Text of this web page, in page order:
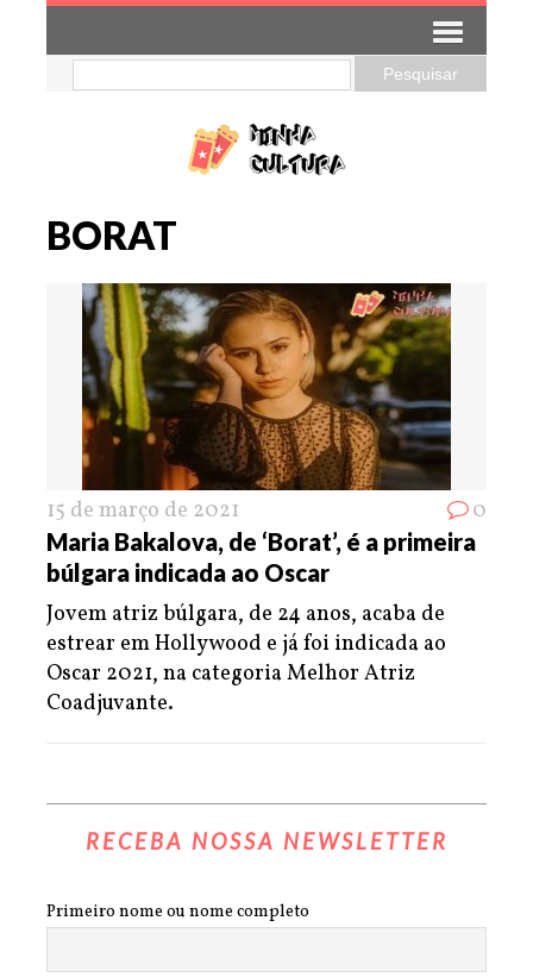
BORAT
15 de março de 2021 0
Maria Bakalova, de ‘Borat’, é a primeira
búlgara indicada ao Oscar
Jovem atriz búlgara, de 24 anos, acaba de
estrear em Hollywood e já foi indicada ao
Oscar 2021, na categoria Melhor Atriz
Coadjuvante.
RECEBA NOSSA NEWSLETTER
Primeiro nome ou nome completo